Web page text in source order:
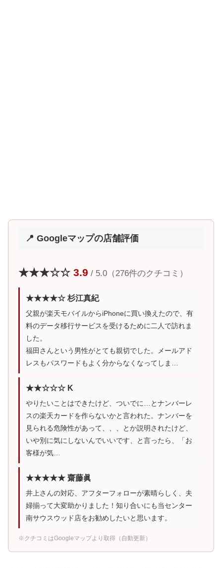
📍 Googleマップの店舗評価
★★★☆☆ 3.9 / 5.0（276件のクチコミ）
★★★★☆ 杉江真紀
父親が楽天モバイルからiPhoneに買い換えたので、有
料のデータ移行サービスを受けるために二人で訪れま
した。
福田さんという男性がとても親切でした。メールアド
レスもパスワードもよく分からなくなってしま…
★★☆☆☆ K
やりたいことはできたけど、ついでに…とナンバーレ
スの楽天カードを作らないかと言われた。ナンバーを
見られる危険性があって、、、とか説明されたけど、
いや別に気にしないんでいいです、と言ったら、「お
客様が気…
★★★★★ 齋藤眞
井上さんの対応、アフターフォローが素晴らしく、夫
婦揃って大変助かりました！知り合いにも当センター
南サウスウッド店をお勧めしたいと思います。
※クチコミはGoogleマップより取得（自動更新）